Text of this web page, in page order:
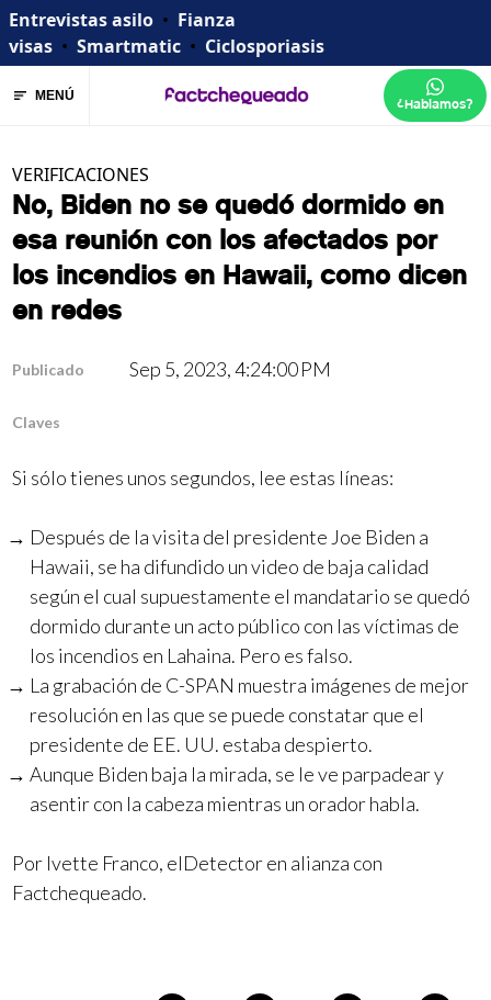
Entrevistas asilo • Fianza
visas • Smartmatic • Ciclosporiasis
MENÚ ¿Hablamos?
VERIFICACIONES
No, Biden no se quedó dormido en
esa reunión con los afectados por
los incendios en Hawaii, como dicen
en redes
Publicado Sep 5, 2023, 4:24:00 PM
Claves
Si sólo tienes unos segundos, lee estas líneas:
Después de la visita del presidente Joe Biden a
Hawaii, se ha difundido un video de baja calidad
según el cual supuestamente el mandatario se quedó
dormido durante un acto público con las víctimas de
los incendios en Lahaina. Pero es falso.
La grabación de C-SPAN muestra imágenes de mejor
resolución en las que se puede constatar que el
presidente de EE. UU. estaba despierto.
Aunque Biden baja la mirada, se le ve parpadear y
asentir con la cabeza mientras un orador habla.
Por Ivette Franco, elDetector en alianza con
Factchequeado.